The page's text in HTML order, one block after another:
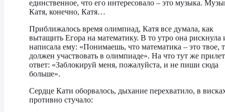
единственное, что его интересовало – это музыка.
Катя, конечно, Катя…
Приближалось время олимпиад, Катя все думала, как
вытащить Егора на математику. В то утро она рискнула
написала ему: «Понимаешь, что математика – это твое,
должен участвовать в олимпиаде». На что тут же
ответ: «Заблокируй меня, пожалуйста, и не пиши сюда
больше».
Сердце Кати оборвалось, дыхание перехватило, в
противно стучало: